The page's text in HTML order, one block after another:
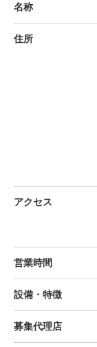
名称
住所
アクセス
営業時間
設備・特徴
募集代理店